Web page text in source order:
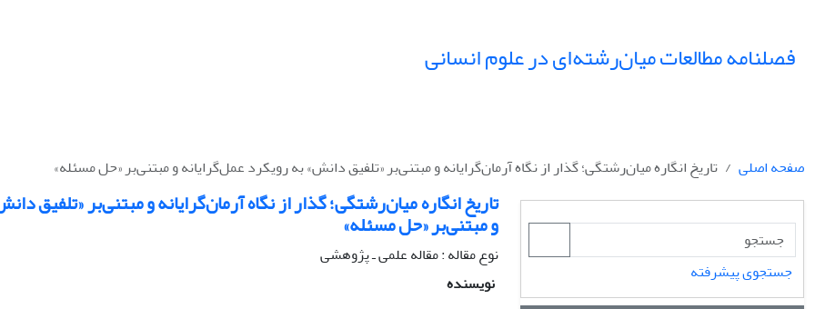
فصلنامه مطالعات میان‌رشته‌ای در علوم انسانی
صفحه اصلی تاریخ انگاره میان‌رشتگی؛ گذار از نگاه آرمان‌گرایانه و مبتنی‌بر «تلفیق دانش» به رویکرد عمل‌گرایانه و مبتنی‌بر «حل مسئله»
تاریخ انگاره میان‌رشتگی؛ گذار از نگاه آرمان‌گرایانه و مبتنی‌بر «تلفیق
و مبتنی‌بر «حل مسئله»
نوع مقاله : مقاله علمی ـ پژوهشی
نویسنده
جستجوی پیشرفته